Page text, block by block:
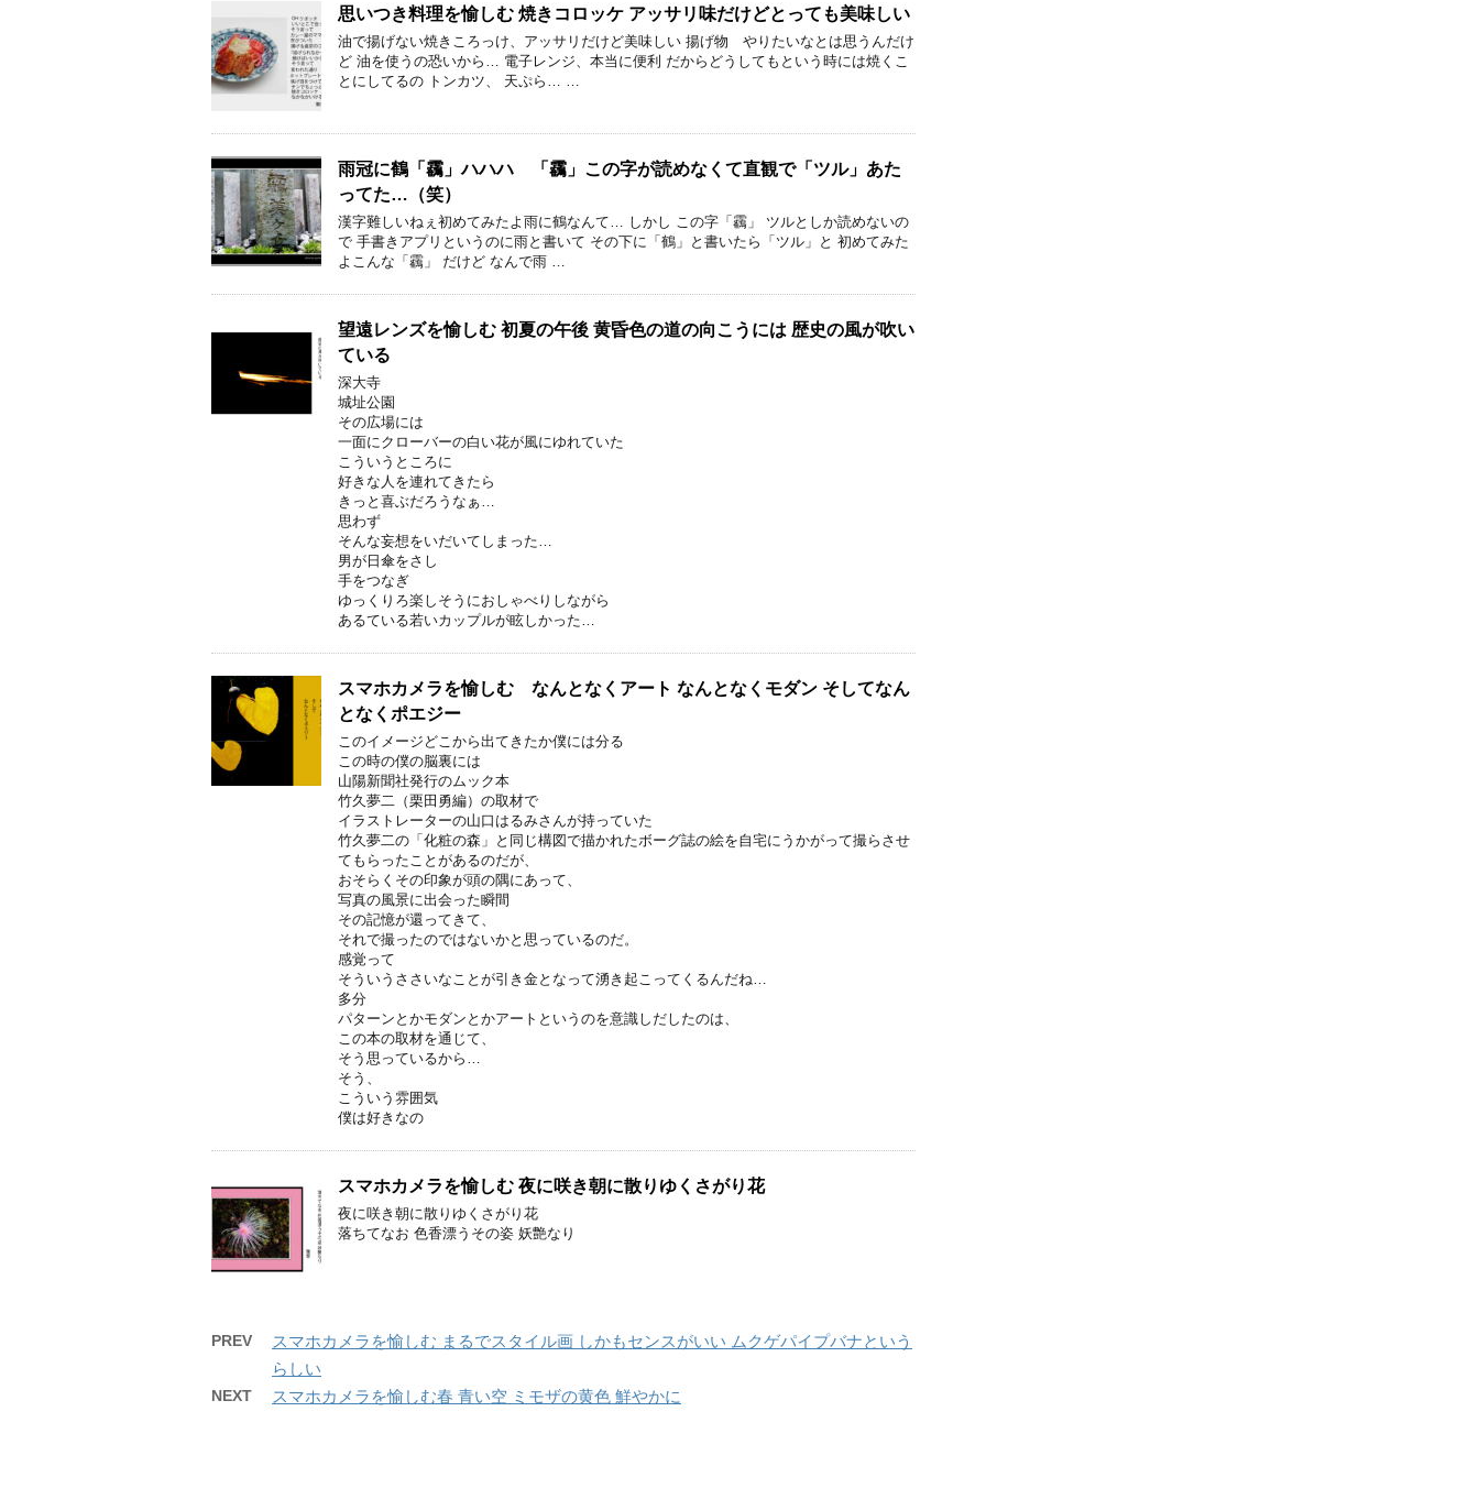
思いつき料理を愉しむ 焼きコロッケ アッサリ味だけどとっても美味しい
油で揚げない焼きころっけ、アッサリだけど美味しい 揚げ物 やりたいなとは思うんだけ
ど 油を使うの恐いから… 電子レンジ、本当に便利 だからどうしてもという時には焼くこ
とにしてるの トンカツ、 天ぷら… …
雨冠に鶴「靏」ハハハ 「靏」この字が読めなくて直観で「ツル」あた
ってた…（笑）
漢字難しいねぇ初めてみたよ雨に鶴なんて… しかし この字「靏」 ツルとしか読めないの
で 手書きアプリというのに雨と書いて その下に「鶴」と書いたら「ツル」と 初めてみた
よこんな「靏」 だけど なんで雨 …
望遠レンズを愉しむ 初夏の午後 黄昏色の道の向こうには 歴史の風が吹い
ている
深大寺
城址公園
その広場には
一面にクローバーの白い花が風にゆれていた
こういうところに
好きな人を連れてきたら
きっと喜ぶだろうなぁ…
思わず
そんな妄想をいだいてしまった…
男が日傘をさし
手をつなぎ
ゆっくりろ楽しそうにおしゃべりしながら
あるている若いカップルが眩しかった…
スマホカメラを愉しむ なんとなくアート なんとなくモダン そしてなん
となくポエジー
このイメージどこから出てきたか僕には分る
この時の僕の脳裏には
山陽新聞社発行のムック本
竹久夢二（栗田勇編）の取材で
イラストレーターの山口はるみさんが持っていた
竹久夢二の「化粧の森」と同じ構図で描かれたボーグ誌の絵を自宅にうかがって撮らさせ
てもらったことがあるのだが、
おそらくその印象が頭の隅にあって、
写真の風景に出会った瞬間
その記憶が還ってきて、
それで撮ったのではないかと思っているのだ。
感覚って
そういうささいなことが引き金となって湧き起こってくるんだね…
多分
パターンとかモダンとかアートというのを意識しだしたのは、
この本の取材を通じて、
そう思っているから…
そう、
こういう雰囲気
僕は好きなの
スマホカメラを愉しむ 夜に咲き朝に散りゆくさがり花
夜に咲き朝に散りゆくさがり花
落ちてなお 色香漂うその姿 妖艶なり
PREV
スマホカメラを愉しむ まるでスタイル画 しかもセンスがいい ムクゲパイプバナという
らしい
NEXT スマホカメラを愉しむ春 青い空 ミモザの黄色 鮮やかに